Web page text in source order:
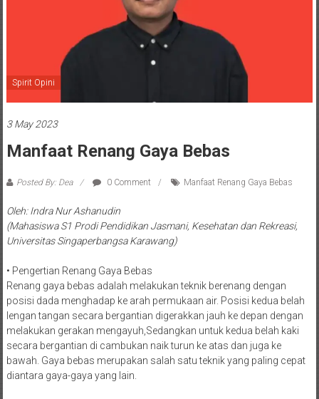
Spirit Opini
3 May 2023
Manfaat Renang Gaya Bebas
Posted By: Dea 0 Comment Manfaat Renang Gaya Bebas
Oleh: Indra Nur Ashanudin
(Mahasiswa S1 Prodi Pendidikan Jasmani, Kesehatan dan Rekreasi,
Universitas Singaperbangsa Karawang)
• Pengertian Renang Gaya Bebas
Renang gaya bebas adalah melakukan teknik berenang dengan
posisi dada menghadap ke arah permukaan air. Posisi kedua belah
lengan tangan secara bergantian digerakkan jauh ke depan dengan
melakukan gerakan mengayuh,Sedangkan untuk kedua belah kaki
secara bergantian di cambukan naik turun ke atas dan juga ke
bawah. Gaya bebas merupakan salah satu teknik yang paling cepat
diantara gaya-gaya yang lain.